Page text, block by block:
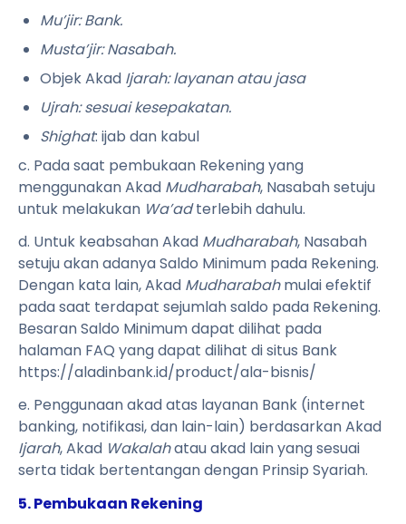
Mu’jir: Bank.
Musta’jir: Nasabah.
Objek Akad Ijarah: layanan atau jasa
Ujrah: sesuai kesepakatan.
Shighat: ijab dan kabul
c. Pada saat pembukaan Rekening yang
menggunakan Akad Mudharabah, Nasabah setuju
untuk melakukan Wa’adterlebih dahulu.
d. Untuk keabsahan Akad Mudharabah, Nasabah
setuju akan adanya Saldo Minimum pada Rekening.
Dengan kata lain, Akad Mudharabahmulai efektif
pada saat terdapat sejumlah saldo pada Rekening.
Besaran Saldo Minimum dapat dilihat pada
halaman FAQ yang dapat dilihat di situs Bank
https://aladinbank.id/product/ala-bisnis/
e. Penggunaan akad atas layanan Bank (internet
banking, notifikasi, dan lain-lain) berdasarkan Akad
Ijarah, Akad Wakalahatau akad lain yang sesuai
serta tidak bertentangan dengan Prinsip Syariah.
5. Pembukaan Rekening